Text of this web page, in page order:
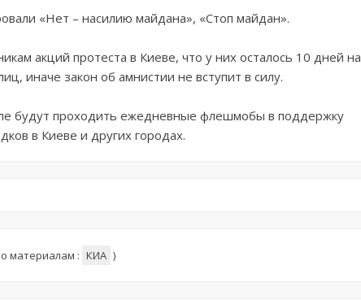
«Нет – насилию майдана», «Стоп майдан».
акций протеста в Киеве, что у них осталось 10 дней на
иначе закон об амнистии не вступит в силу.
будут проходить ежедневные флешмобы в поддержку
в Киеве и других городах.
материалам : КИА )